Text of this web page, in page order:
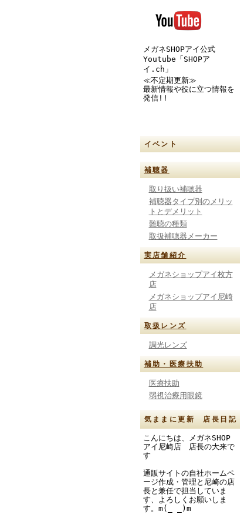
メガネSHOPアイ公式
Youtube「SHOPア
イ.ch」
≪不定期更新≫
最新情報や役に立つ情報を
発信!!
イベント
補聴器
取り扱い補聴器
補聴器タイプ別のメリッ
トとデメリット
難聴の種類
取扱補聴器メーカー
実店舗紹介
メガネショップアイ枚方
店
メガネショップアイ尼崎
店
取扱レンズ
調光レンズ
補助・医療扶助
医療扶助
弱視治療用眼鏡
気ままに更新 店長日記
こんにちは、メガネSHOP
アイ尼崎店 店長の大来で
す
通販サイトの自社ホームペ
ージ作成・管理と尼崎の店
長と兼任で担当していま
す、よろしくお願いしま
す。m(_ _)m